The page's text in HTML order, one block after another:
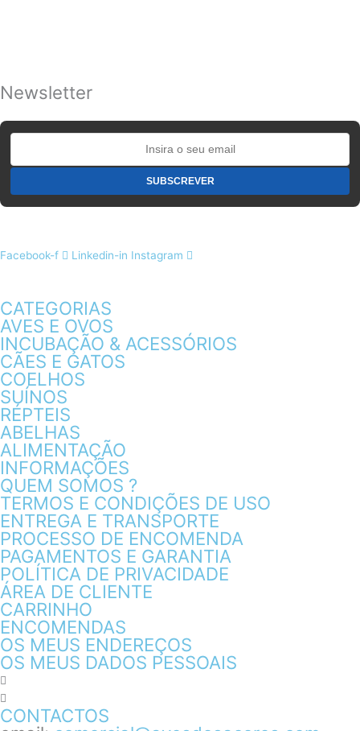
Newsletter
Facebook-f Linkedin-in Instagram
CATEGORIAS
AVES E OVOS
INCUBAÇÃO & ACESSÓRIOS
CÃES E GATOS
COELHOS
SUÍNOS
RÉPTEIS
ABELHAS
ALIMENTAÇÃO
INFORMAÇÕES
QUEM SOMOS ?
TERMOS E CONDIÇÕES DE USO
ENTREGA E TRANSPORTE
PROCESSO DE ENCOMENDA
PAGAMENTOS E GARANTIA
POLÍTICA DE PRIVACIDADE
ÁREA DE CLIENTE
CARRINHO
ENCOMENDAS
OS MEUS ENDEREÇOS
OS MEUS DADOS PESSOAIS
CONTACTOS